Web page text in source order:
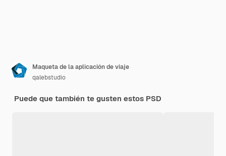
Maqueta de la aplicación de viaje
qalebstudio
Puede que también te gusten estos PSD